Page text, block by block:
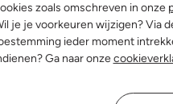
zoals omschreven in onze
je je voorkeuren wijzigen? Via
ieder moment
Ga naar onze
/5